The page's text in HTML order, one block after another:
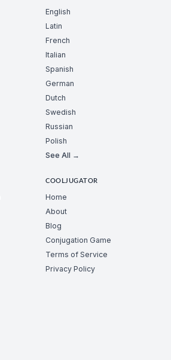
English
Latin
French
Italian
Spanish
German
Dutch
Swedish
Russian
Polish
See All →
COOLJUGATOR
Home
About
Blog
Conjugation Game
Terms of Service
Privacy Policy